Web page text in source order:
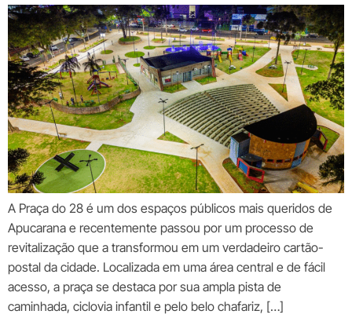
A Praça do 28 é um dos espaços públicos mais queridos de
Apucarana e recentemente passou por um processo de
revitalização que a transformou em um verdadeiro cartão-
postal da cidade. Localizada em uma área central e de fácil
acesso, a praça se destaca por sua ampla pista de
caminhada, ciclovia infantil e pelo belo chafariz, […]